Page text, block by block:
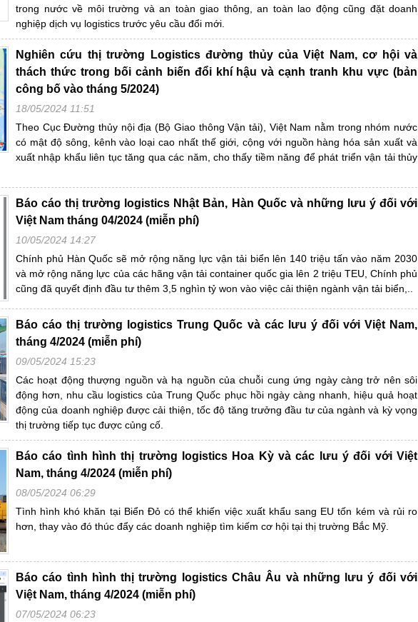
trong nước về môi trường và an toàn giao thông, an toàn lao động cũng đặt doanh
nghiệp dịch vụ logistics trước yêu cầu đổi mới.
Nghiên cứu thị trường Logistics đường thủy của Việt Nam, cơ hội và
thách thức trong bối cảnh biến đổi khí hậu và cạnh tranh khu vực (bản
công bố vào tháng 5/2024)
18/05/2024 11:51
Theo Cục Đường thủy nội địa (Bộ Giao thông Vận tải), Việt Nam nằm trong nhóm nước
có mật độ sông, kênh vào loại cao nhất thế giới, cộng với nguồn hàng hóa sản xuất và
xuất nhập khẩu liên tục tăng qua các năm, cho thấy tiềm năng để phát triển vận tải thủy
Báo cáo thị trường logistics Nhật Bản, Hàn Quốc và những lưu ý đối với
Việt Nam tháng 04/2024 (miễn phí)
10/05/2024 14:27
Chính phủ Hàn Quốc sẽ mở rộng năng lực vận tải biển lên 140 triệu tấn vào năm 2030
và mở rộng năng lực của các hãng vận tải container quốc gia lên 2 triệu TEU, Chính phủ
cũng đã quyết định đầu tư thêm 3,5 nghìn tỷ won vào việc cải thiện ngành vận tải biển,..
Báo cáo thị trường logistics Trung Quốc và các lưu ý đối với Việt Nam,
tháng 4/2024 (miễn phí)
09/05/2024 15:23
Các hoạt động thượng nguồn và hạ nguồn của chuỗi cung ứng ngày càng trở nên sôi
động hơn, nhu cầu logistics của Trung Quốc phục hồi ngày càng nhanh, hiệu quả hoạt
động của doanh nghiệp được cải thiện, tốc độ tăng trưởng đầu tư của ngành và kỳ vọng
thị trường tiếp tục được củng cố.
Báo cáo tình hình thị trường logistics Hoa Kỳ và các lưu ý đối với Việt
Nam, tháng 4/2024 (miễn phí)
08/05/2024 06:29
Tình hình khó khăn tại Biển Đỏ có thể khiến việc xuất khẩu sang EU tốn kém và rủi ro
hơn, thay vào đó thúc đẩy các doanh nghiệp tìm kiếm cơ hội tại thị trường Bắc Mỹ.
Báo cáo tình hình thị trường logistics Châu Âu và những lưu ý đối với
Việt Nam, tháng 4/2024 (miễn phí)
07/05/2024 06:23